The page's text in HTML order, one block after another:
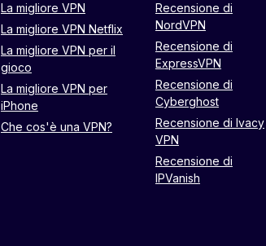
La migliore VPN
La migliore VPN Netflix
La migliore VPN per il
gioco
La migliore VPN per
iPhone
Che cos'è una VPN?
Recensione di
NordVPN
Recensione di
ExpressVPN
Recensione di
Cyberghost
Recensione di Ivacy
VPN
Recensione di
IPVanish